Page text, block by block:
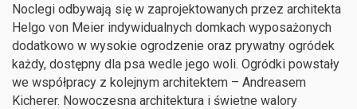
Noclegi odbywają się w zaprojektowanych przez architekta
Helgo von Meier indywidualnych domkach wyposażonych
dodatkowo w wysokie ogrodzenie oraz prywatny ogródek
każdy, dostępny dla psa wedle jego woli. Ogródki powstały
we współpracy z kolejnym architektem – Andreasem
Kicherer. Nowoczesna architektura i świetne walory